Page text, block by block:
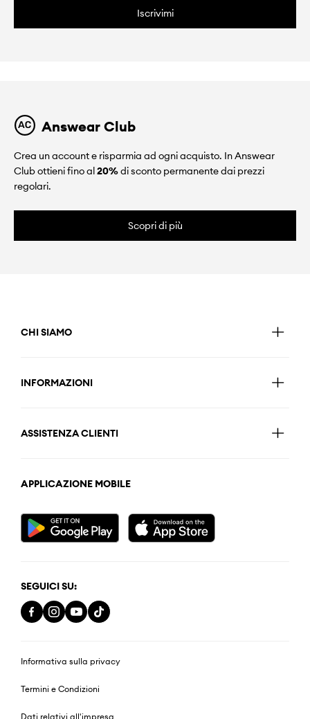
Iscrivimi
Answear Club
Crea un account e risparmia ad ogni acquisto. In Answear
Club ottieni fino al 20%di sconto permanente dai prezzi
regolari.
Scopri di più
CHI SIAMO
INFORMAZIONI
ASSISTENZA CLIENTI
APPLICAZIONE MOBILE
SEGUICI SU:
Informativa sulla privacy
Termini e Condizioni
Dati relativi all'impresa